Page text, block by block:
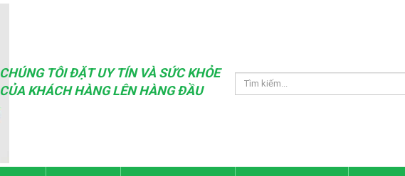
CHÚNG TÔI ĐẶT UY TÍN VÀ SỨC KHỎE
CỦA KHÁCH HÀNG LÊN HÀNG ĐẦU